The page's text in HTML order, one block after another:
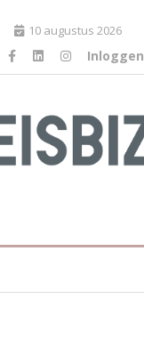
10 augustus 2026
Inloggen